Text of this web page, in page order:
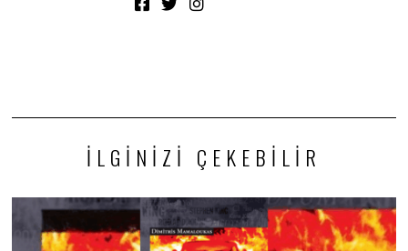
İLGINIZI ÇEKEBILIR